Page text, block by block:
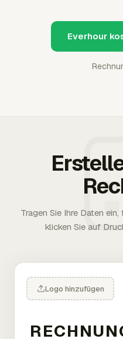
Everhour
Tragen Sie Ihre Daten
klicken Sie auf
Logo hinzufügen